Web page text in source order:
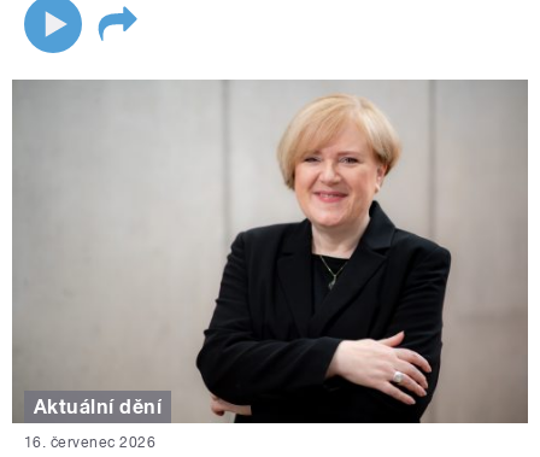
Aktuální dění
16. červenec 2026